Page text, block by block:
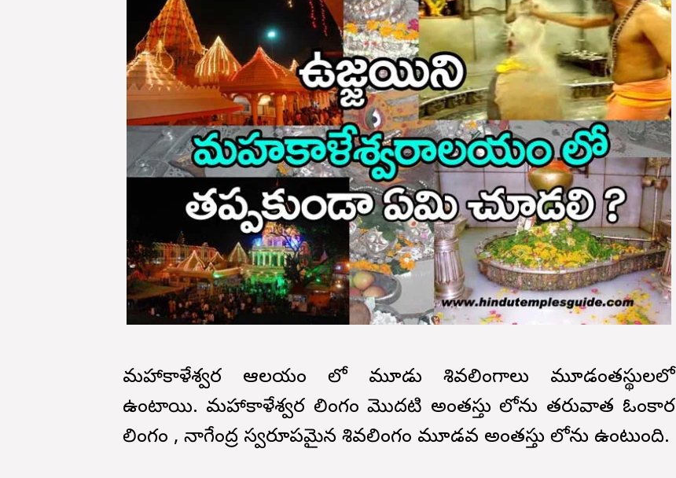
మహాకాళేశ్వర ఆలయం లో మూడు శివలింగాలు మూడంతస్థులలో
ఉంటాయి. మహాకాళేశ్వర లింగం మొదటి అంతస్తు లోను తరువాత ఓంకార
లింగం , నాగేంద్ర స్వరూపమైన శివలింగం మూడవ అంతస్తు లోను ఉంటుంది.